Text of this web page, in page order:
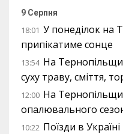
9 Серпня
18:01 У понеділок на
припікатиме сонце
13:54 На
суху траву, сміття,
12:00 На
опалювального
10:22 Поїзди в